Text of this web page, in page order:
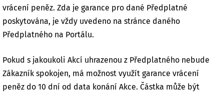
vrácení peněz. Zda je garance pro dané Předplatné
poskytována, je vždy uvedeno na stránce daného
Předplatného na Portálu.
Pokud s jakoukoli Akcí uhrazenou z Předplatného nebude
Zákazník spokojen, má možnost využít garance vrácení
peněz do 10 dní od data konání Akce. Částka může být